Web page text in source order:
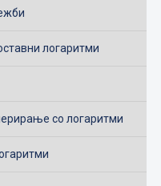
логаритми
со логаритми